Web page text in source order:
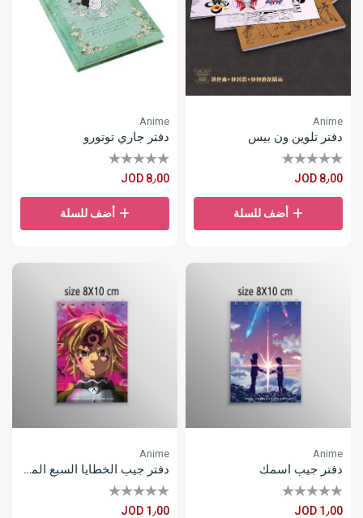
Anime
دفتر تلوين ون بيس
JOD 8٫00
أضف للسلة
Anime
دفتر جاري توتورو
JOD 8٫00
أضف للسلة
Anime
دفتر جيب اسمك
JOD 1٫00
Anime
دفتر جيب الخطايا السبع المميتة
JOD 1٫00